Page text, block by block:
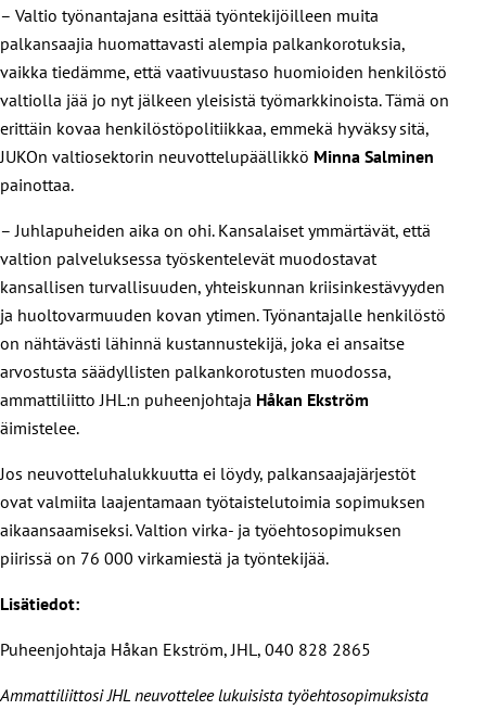
– Valtio työnantajana esittää työntekijöilleen muita
palkansaajia huomattavasti alempia palkankorotuksia,
vaikka tiedämme, että vaativuustaso huomioiden henkilöstö
valtiolla jää jo nyt jälkeen yleisistä työmarkkinoista. Tämä on
erittäin kovaa henkilöstöpolitiikkaa, emmekä hyväksy sitä,
JUKOn valtiosektorin neuvottelupäällikkö Minna Salminen
painottaa.
– Juhlapuheiden aika on ohi. Kansalaiset ymmärtävät, että
valtion palveluksessa työskentelevät muodostavat
kansallisen turvallisuuden, yhteiskunnan kriisinkestävyyden
ja huoltovarmuuden kovan ytimen. Työnantajalle henkilöstö
on nähtävästi lähinnä kustannustekijä, joka ei ansaitse
arvostusta säädyllisten palkankorotusten muodossa,
ammattiliitto JHL:n puheenjohtaja Håkan Ekström
äimistelee.
Jos neuvotteluhalukkuutta ei löydy, palkansaajajärjestöt
ovat valmiita laajentamaan työtaistelutoimia sopimuksen
aikaansaamiseksi. Valtion virka- ja työehtosopimuksen
piirissä on 76 000 virkamiestä ja työntekijää.
Lisätiedot:
Puheenjohtaja Håkan Ekström, JHL, 040 828 2865
Ammattiliittosi JHL neuvottelee lukuisista työehtosopimuksista